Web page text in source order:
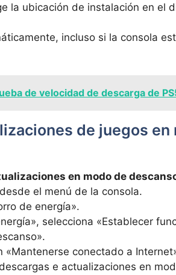
la ubicación de instalación en el
incluso si la consola
de velocidad de descarga de
de juegos en
en modo de
el menú de la consola.
de energía».
selecciona «Establecer
«Mantenerse conectado a
e actualizaciones en